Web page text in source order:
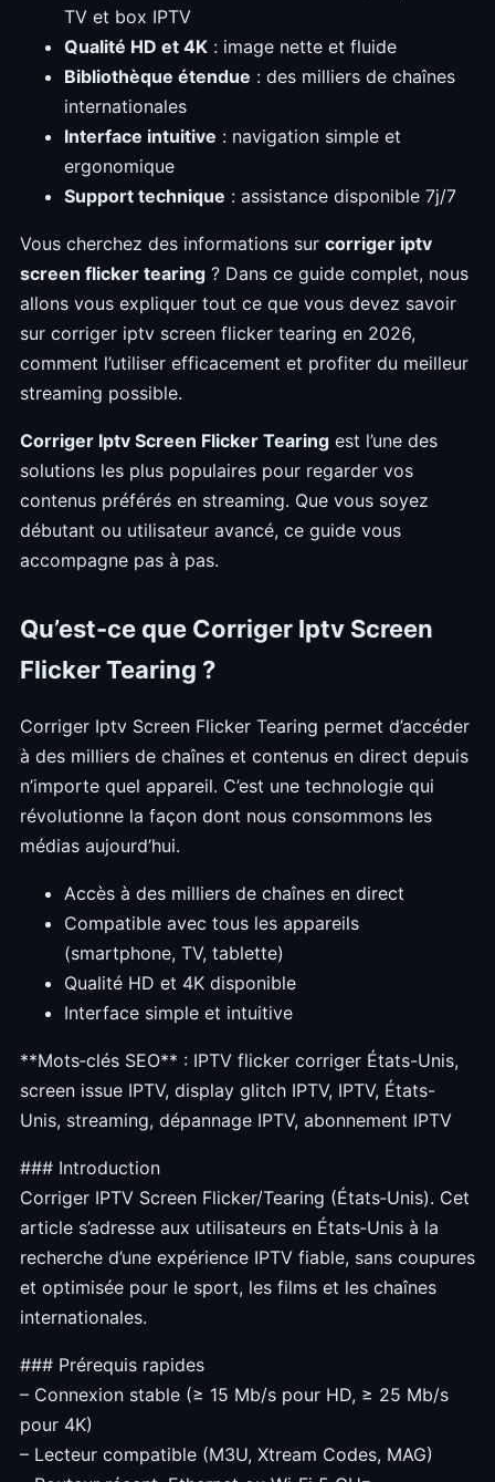
TV et box IPTV
Qualité HD et 4K : image nette et fluide
Bibliothèque étendue : des milliers de chaînes
internationales
Interface intuitive : navigation simple et
ergonomique
Support technique : assistance disponible 7j/7
Vous cherchez des informations sur corriger iptv
screen flicker tearing ? Dans ce guide complet, nous
allons vous expliquer tout ce que vous devez savoir
sur corriger iptv screen flicker tearing en 2026,
comment l’utiliser efficacement et profiter du meilleur
streaming possible.
Corriger Iptv Screen Flicker Tearing est l’une des
solutions les plus populaires pour regarder vos
contenus préférés en streaming. Que vous soyez
débutant ou utilisateur avancé, ce guide vous
accompagne pas à pas.
Qu’est-ce que Corriger Iptv Screen
Flicker Tearing ?
Corriger Iptv Screen Flicker Tearing permet d’accéder
à des milliers de chaînes et contenus en direct depuis
n’importe quel appareil. C’est une technologie qui
révolutionne la façon dont nous consommons les
médias aujourd’hui.
Accès à des milliers de chaînes en direct
Compatible avec tous les appareils
(smartphone, TV, tablette)
Qualité HD et 4K disponible
Interface simple et intuitive
**Mots‑clés SEO** : IPTV flicker corriger États-Unis,
screen issue IPTV, display glitch IPTV, IPTV, États-
Unis, streaming, dépannage IPTV, abonnement IPTV
### Introduction
Corriger IPTV Screen Flicker/Tearing (États‑Unis). Cet
article s’adresse aux utilisateurs en États‑Unis à la
recherche d’une expérience IPTV fiable, sans coupures
et optimisée pour le sport, les films et les chaînes
internationales.
### Prérequis rapides
– Connexion stable (≥ 15 Mb/s pour HD, ≥ 25 Mb/s
pour 4K)
– Lecteur compatible (M3U, Xtream Codes, MAG)